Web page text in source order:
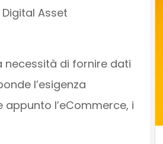
Asset
necessità di fornire dati
l’esigenza
l’eCommerce, i